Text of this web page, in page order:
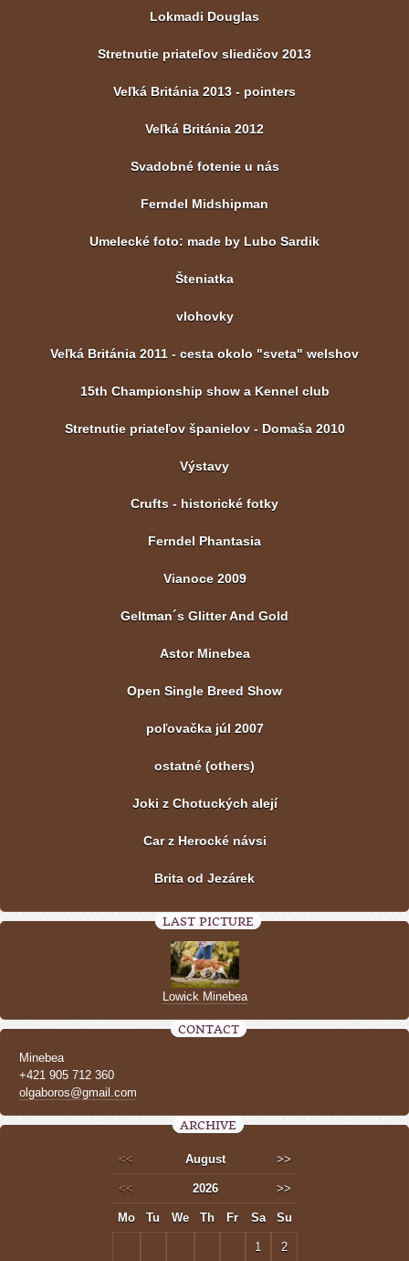
Lokmadi Douglas
Stretnutie priateľov sliedičov 2013
Veľká Británia 2013 - pointers
Veľká Británia 2012
Svadobné fotenie u nás
Ferndel Midshipman
Umelecké foto: made by Lubo Sardik
Šteniatka
vlohovky
Veľká Británia 2011 - cesta okolo "sveta" welshov
15th Championship show a Kennel club
Stretnutie priateľov španielov - Domaša 2010
Výstavy
Crufts - historické fotky
Ferndel Phantasia
Vianoce 2009
Geltman´s Glitter And Gold
Astor Minebea
Open Single Breed Show
poľovačka júl 2007
ostatné (others)
Joki z Chotuckých alejí
Car z Herocké návsi
Brita od Jezárek
LAST PICTURE
Lowick Minebea
CONTACT
Minebea
+421 905 712 360
olgaboros@gmail.com
ARCHIVE
<< August >>
<< 2026 >>
Mo Tu We Th Fr Sa Su
1 2